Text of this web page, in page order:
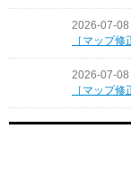
2026-07-08
［マップ
2026-07-08
［マップ